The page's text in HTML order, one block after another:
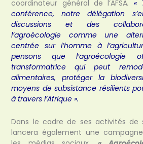
coordinateur général de l’AFSA. «
conférence, notre délégation
discussions et des
l’agroécologie comme une
centrée sur l’homme à
pensons que l’agroécologie
transformatrice qui peut
alimentaires, protéger la
moyens de subsistance résilients
à travers l’Afrique ».
Dans le cadre de ses activités de
lancera également une